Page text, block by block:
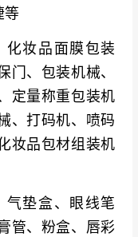
等
化妆品面膜包装
门、包装机械、
定量称重包装机
、打码机、喷码
妆品包材组装机
气垫盒、眼线笔
管、粉盒、唇彩